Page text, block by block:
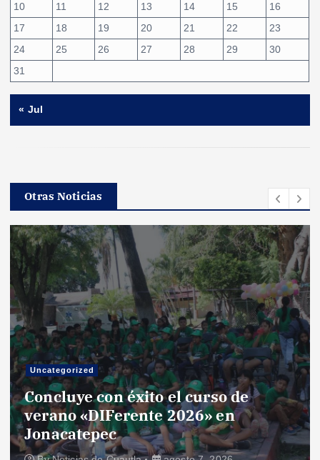
10
11 12 13 14 15
16
17
18 19 20 21 22
23
24
25 26 27 28 29
30
31
« Jul
Otras Noticias
Uncategorized
Concluye con éxito el curso de
verano «DIFerente 2026» en
Jonacatepec